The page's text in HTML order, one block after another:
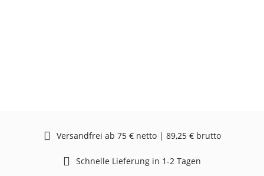
Versandfrei ab 75 € netto | 89,25 € brutto
Schnelle Lieferung in 1-2 Tagen